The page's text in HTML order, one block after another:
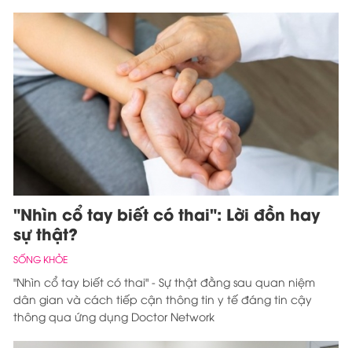
"Nhìn cổ tay biết có thai": Lời đồn hay
sự thật?
SỐNG KHỎE
"Nhìn cổ tay biết có thai" - Sự thật đằng sau quan niệm
dân gian và cách tiếp cận thông tin y tế đáng tin cậy
thông qua ứng dụng Doctor Network